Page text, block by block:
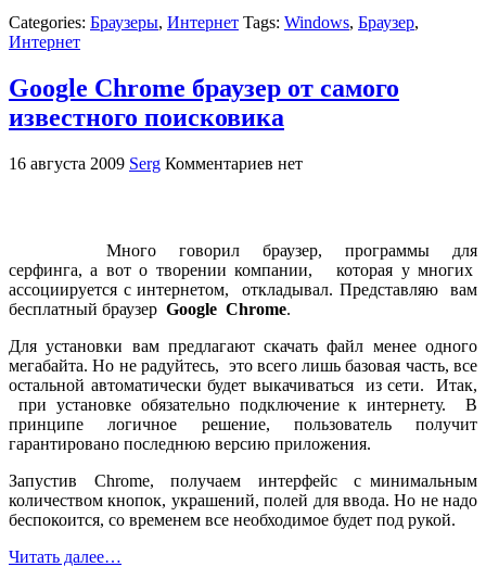
Categories: Браузеры, Интернет Tags: Windows, Браузер,
Интернет
Google Chrome браузер от самого
известного поисковика
16 августа 2009 Serg Комментариев нет
Много говорил браузер, программы для
серфинга, а вот о творении компании, которая у многих
ассоциируется с интернетом, откладывал. Представляю вам
бесплатный браузер Google Chrome.
Для установки вам предлагают скачать файл менее одного
мегабайта. Но не радуйтесь, это всего лишь базовая часть, все
остальной автоматически будет выкачиваться из сети. Итак,
при установке обязательно подключение к интернету. В
принципе логичное решение, пользователь получит
гарантировано последнюю версию приложения.
Запустив Chrome, получаем интерфейс с минимальным
количеством кнопок, украшений, полей для ввода. Но не надо
беспокоится, со временем все необходимое будет под рукой.
Читать далее…